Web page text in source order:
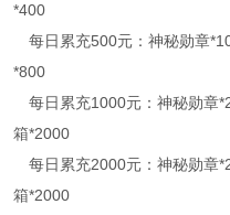
*400
每日累充500元：神秘勋章
*800
每日累充1000元：神秘勋章
箱*2000
每日累充2000元：神秘勋章
箱*2000